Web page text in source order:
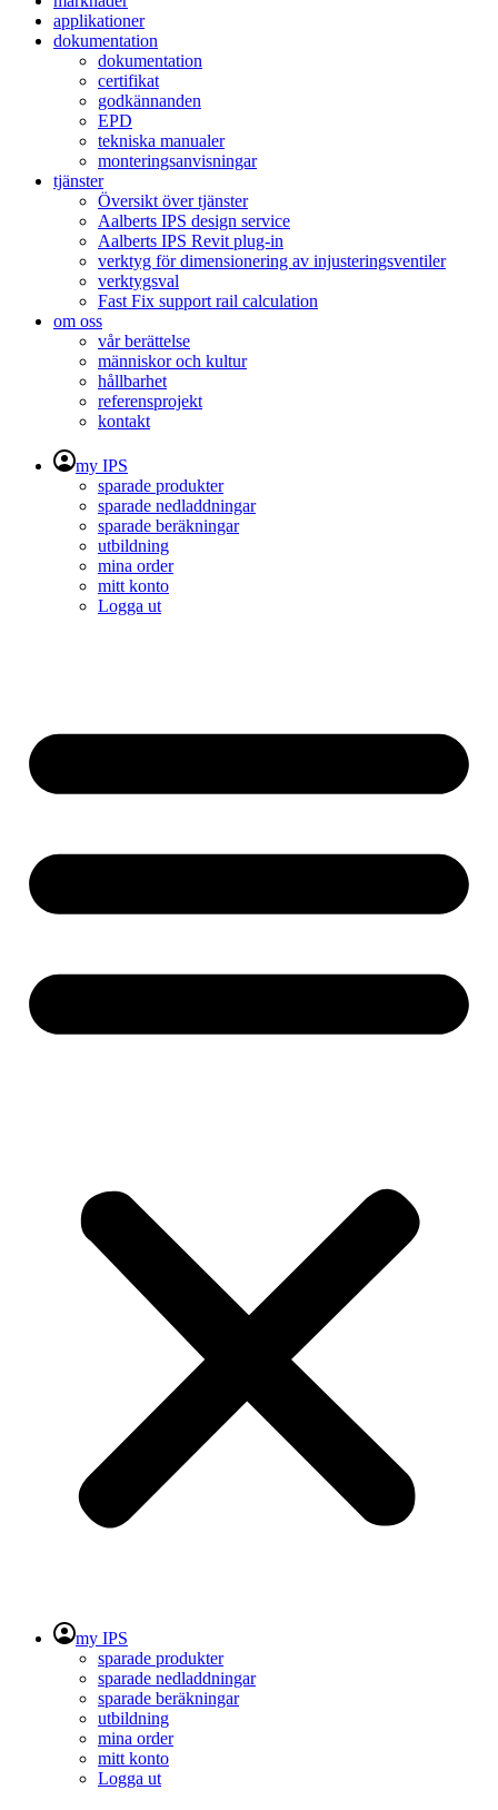
applikationer
dokumentation
dokumentation
certifikat
godkännanden
EPD
tekniska manualer
monteringsanvisningar
tjänster
Översikt över tjänster
Aalberts IPS design service
Aalberts IPS Revit plug-in
verktyg för dimensionering av injusteringsventiler
verktygsval
Fast Fix support rail calculation
om oss
vår berättelse
människor och kultur
hållbarhet
referensprojekt
kontakt
my IPS
sparade produkter
sparade nedladdningar
sparade beräkningar
utbildning
mina order
mitt konto
Logga ut
my IPS
sparade produkter
sparade nedladdningar
sparade beräkningar
utbildning
mina order
mitt konto
Logga ut